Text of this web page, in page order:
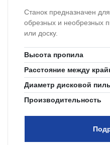
Станок предназначен
обрезных и необрезных
или доску.
Высота пропила
Расстояние между
Диаметр дисковой
Производительность